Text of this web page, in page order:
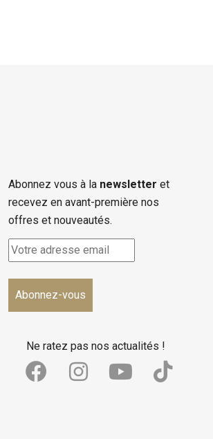
Abonnez vous à la newsletter et
recevez en avant-première nos
offres et nouveautés.
Ne ratez pas nos actualités !